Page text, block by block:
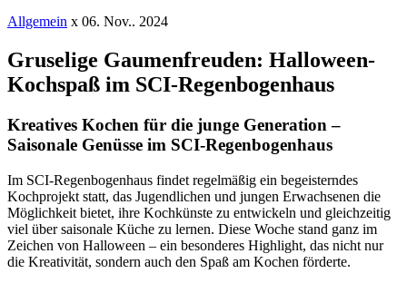
Allgemein x 06. Nov.. 2024
Gruselige Gaumenfreuden: Halloween-
Kochspaß im SCI-Regenbogenhaus
Kreatives Kochen für die junge Generation –
Saisonale Genüsse im SCI-Regenbogenhaus
Im SCI-Regenbogenhaus findet regelmäßig ein begeisterndes
Kochprojekt statt, das Jugendlichen und jungen Erwachsenen die
Möglichkeit bietet, ihre Kochkünste zu entwickeln und gleichzeitig
viel über saisonale Küche zu lernen. Diese Woche stand ganz im
Zeichen von Halloween – ein besonderes Highlight, das nicht nur
die Kreativität, sondern auch den Spaß am Kochen förderte.